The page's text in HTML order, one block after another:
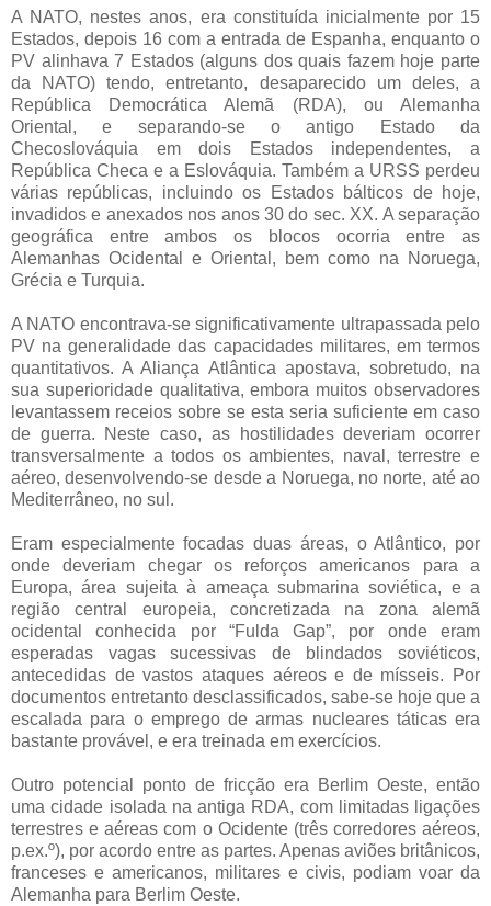
A NATO, nestes anos, era constituída inicialmente por 15
Estados, depois 16 com a entrada de Espanha, enquanto o
PV alinhava 7 Estados (alguns dos quais fazem hoje parte
da NATO) tendo, entretanto, desaparecido um deles, a
República Democrática Alemã (RDA), ou Alemanha
Oriental, e separando-se o antigo Estado da
Checoslováquia em dois Estados independentes, a
República Checa e a Eslováquia. Também a URSS perdeu
várias repúblicas, incluindo os Estados bálticos de hoje,
invadidos e anexados nos anos 30 do sec. XX. A separação
geográfica entre ambos os blocos ocorria entre as
Alemanhas Ocidental e Oriental, bem como na Noruega,
Grécia e Turquia.
A NATO encontrava-se significativamente ultrapassada pelo
PV na generalidade das capacidades militares, em termos
quantitativos. A Aliança Atlântica apostava, sobretudo, na
sua superioridade qualitativa, embora muitos observadores
levantassem receios sobre se esta seria suficiente em caso
de guerra. Neste caso, as hostilidades deveriam ocorrer
transversalmente a todos os ambientes, naval, terrestre e
aéreo, desenvolvendo-se desde a Noruega, no norte, até ao
Mediterrâneo, no sul.
Eram especialmente focadas duas áreas, o Atlântico, por
onde deveriam chegar os reforços americanos para a
Europa, área sujeita à ameaça submarina soviética, e a
região central europeia, concretizada na zona alemã
ocidental conhecida por “Fulda Gap”, por onde eram
esperadas vagas sucessivas de blindados soviéticos,
antecedidas de vastos ataques aéreos e de mísseis. Por
documentos entretanto desclassificados, sabe-se hoje que a
escalada para o emprego de armas nucleares táticas era
bastante provável, e era treinada em exercícios.
Outro potencial ponto de fricção era Berlim Oeste, então
uma cidade isolada na antiga RDA, com limitadas ligações
terrestres e aéreas com o Ocidente (três corredores aéreos,
p.ex.º), por acordo entre as partes. Apenas aviões britânicos,
franceses e americanos, militares e civis, podiam voar da
Alemanha para Berlim Oeste.